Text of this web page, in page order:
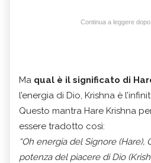
Continua a leggere
Ma qual è il significato di
l’energia di Dio, Krishna è
Questo mantra Hare Krishna
essere tradotto così:
“Oh energia del Signore (Hare),
potenza del piacere di Dio